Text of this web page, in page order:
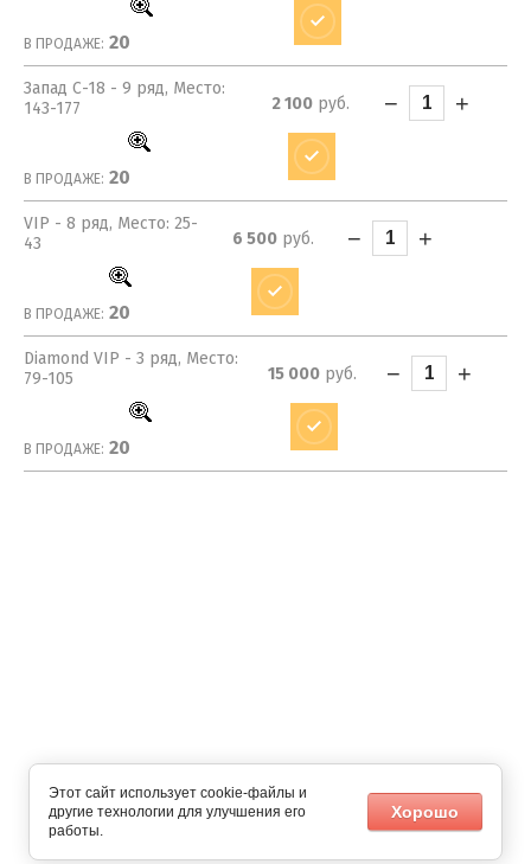
В ПРОДАЖЕ: 20
Запад С-18 - 9 ряд, Место:
143-177
В ПРОДАЖЕ: 20
2 100руб. − +
VIP - 8 ряд, Место: 25-
43
В ПРОДАЖЕ: 20
6 500руб. − +
Diamond VIP - 3 ряд, Место:
79-105
В ПРОДАЖЕ: 20
15 000 руб. − +
Этот сайт использует cookie-файлы и
другие технологии для улучшения его
работы.
Хорошо